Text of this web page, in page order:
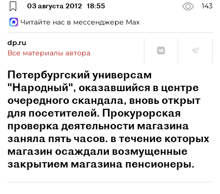
03 августа 2012 18:55
143
Читайте нас в мессенджере Max
dp.ru
Все материалы автора
Петербургский универсам
"Народный", оказавшийся в центре
очередного скандала, вновь открыт
для посетителей. Прокурорская
проверка деятельности магазина
заняла пять часов. в течение которых
магазин осаждали возмущенные
закрытием магазина пенсионеры.